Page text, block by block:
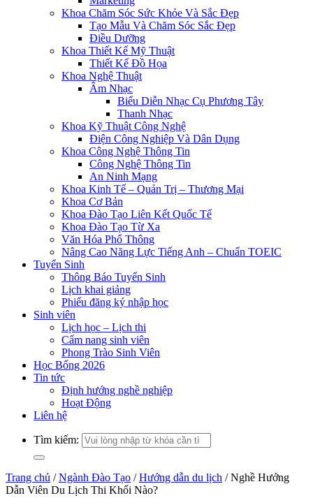
Khoa Chăm Sóc Sức Khỏe Và Sắc Đẹp
Tạo Mẫu Và Chăm Sóc Sắc Đẹp
Điều Dưỡng
Khoa Thiết Kế Mỹ Thuật
Thiết Kế Đồ Họa
Khoa Nghệ Thuật
Âm Nhạc
Biểu Diễn Nhạc Cụ Phương Tây
Thanh Nhạc
Khoa Kỹ Thuật Công Nghệ
Điện Công Nghiệp Và Dân Dụng
Khoa Công Nghệ Thông Tin
Công Nghệ Thông Tin
An Ninh Mạng
Khoa Kinh Tế – Quản Trị – Thương Mại
Khoa Cơ Bản
Khoa Đào Tạo Liên Kết Quốc Tế
Khoa Đào Tạo Từ Xa
Văn Hóa Phổ Thông
Nâng Cao Năng Lực Tiếng Anh – Chuẩn TOEIC
Tuyển Sinh
Thông Báo Tuyển Sinh
Lịch khai giảng
Phiếu đăng ký nhập học
Sinh viên
Lịch học – Lịch thi
Cẩm nang sinh viên
Phong Trào Sinh Viên
Học Bổng 2026
Tin tức
Định hướng nghề nghiệp
Hoạt Động
Liên hệ
Tìm kiếm:
Trang chủ / Ngành Đào Tạo / Hướng dẫn du lịch / Nghề Hướng
Dẫn Viên Du Lịch Thi Khối Nào?